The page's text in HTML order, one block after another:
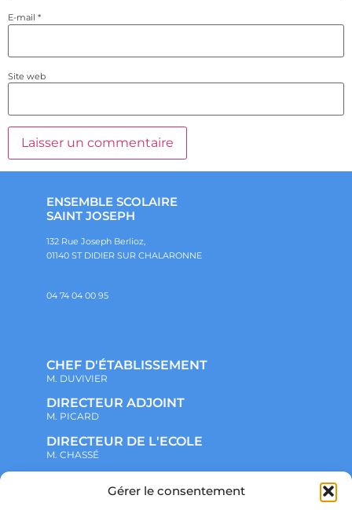
Gérer le consentement
E-mail *
Site web
ENSEMBLE SCOLAIRE
SAINT JOSEPH
132 Rue Joseph Berlioz,
01140 ST DIDIER SUR CHALARONNE
04 74 04 00 95
CHEF D'ÉTABLISSEMENT
M. DUVIVIER
DIRECTEUR ADJOINT
M. PICARD
DIRECTEUR DE L'ECOLE
M. CHASSÉ
NOTRE ENSEMBLE SCOLAIRE